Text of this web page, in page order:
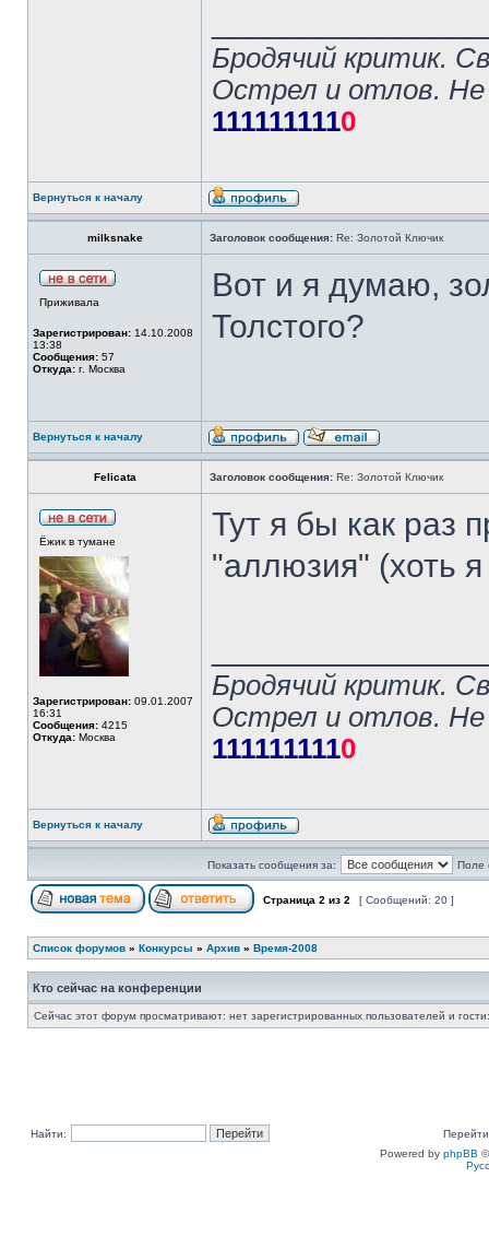
Бродячий критик.
Острел и отлов. Не
1111111110
Вернуться к началу
milksnake Заголовок сообщения: Re: Золотой Ключик
Приживала
Зарегистрирован: 14.10.2008
13:38
Сообщения: 57
Откуда: г. Москва
Вот и я думаю,
Толстого?
Вернуться к началу
Felicata Заголовок сообщения: Re: Золотой Ключик
Ёжик в тумане
Зарегистрирован: 09.01.2007
16:31
Сообщения: 4215
Откуда: Москва
Тут я бы как раз
"аллюзия" (хоть
Бродячий критик.
Острел и отлов. Не
1111111110
Вернуться к началу
Показать сообщения за: Поле
Страница 2 из 2 [ Сообщений: 20 ]
Список форумов » Конкурсы » Архив » Время-2008
Кто сейчас на конференции
Сейчас этот форум просматривают: нет зарегистрированных пользователей и
Найти:
Powered by phpBB